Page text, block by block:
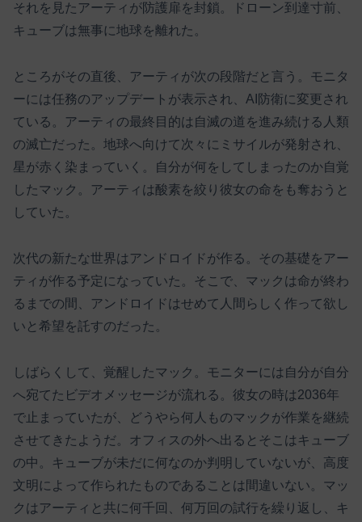
それを見たアーティが防護扉を封鎖。ドローン到達寸前、
キューブは無事に地球を離れた。
ところがその直後、アーティが次の段階だと言う。モニタ
ーには任務のアップデートが表示され、AI防衛に変更され
ている。アーティの最終目的は自滅の道を進み続ける人類
の滅亡だった。地球へ向けて次々にミサイルが発射され、
星が赤く染まっていく。自分が何をしてしまったのか自覚
したマック。アーティは酸素を絞り彼女の命をも奪おうと
していた。
次代の新たな世界はアンドロイドが作る。その基礎をアー
ティが作る予定になっていた。そこで、マックは命が終わ
るまでの間、アンドロイドはせめて人間らしく作って欲し
いと希望を託すのだった。
しばらくして、覚醒したマック。モニターには自分が自分
へ宛てたビデオメッセージが流れる。彼女の時は2036年
で止まっていたが、どうやら何人ものマックが作業を継続
させてきたようだ。オフィスの外へ出るとそこはキューブ
の中。キューブが未だに何なのか判明していないが、高度
文明によって作られたものであることは間違いない。マッ
クはアーティと共に何千回、何万回の試行を繰り返し、キ